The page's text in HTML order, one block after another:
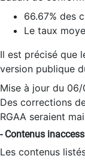
66.67% des
Le taux
Il est précisé que
version publique
Mise à jour du
Des corrections
RGAA seraient
- Contenus
Les contenus